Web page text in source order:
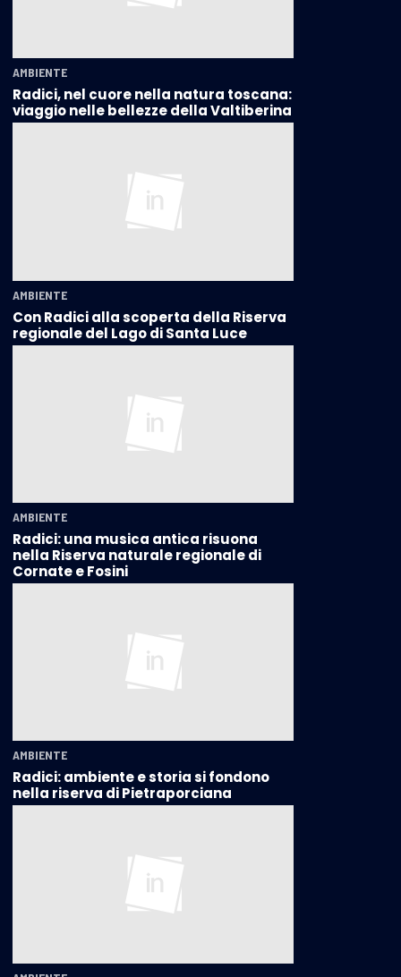
AMBIENTE
Radici, nel cuore nella natura toscana:
viaggio nelle bellezze della Valtiberina
AMBIENTE
Con Radici alla scoperta della Riserva
regionale del Lago di Santa Luce
AMBIENTE
Radici: una musica antica risuona
nella Riserva naturale regionale di
Cornate e Fosini
AMBIENTE
Radici: ambiente e storia si fondono
nella riserva di Pietraporciana